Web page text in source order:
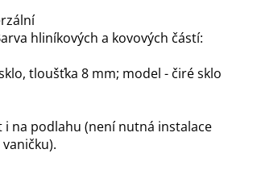
hliníkových a kovových částí:
tloušťka 8 mm; model - čiré sklo
i na podlahu (není nutná instalace